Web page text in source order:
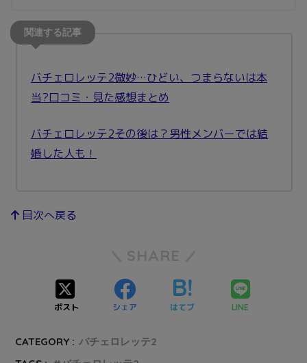
バチェロレッテ2微妙…ひどい、つまらないは本
当?口コミ・見た感想まとめ
バチェロレッテ2その後は？男性メンバーでは結
婚した人も！
目次へ戻る
SHARE
ポスト シェア はてブ LINE
CATEGORY : バチェロレッテ2